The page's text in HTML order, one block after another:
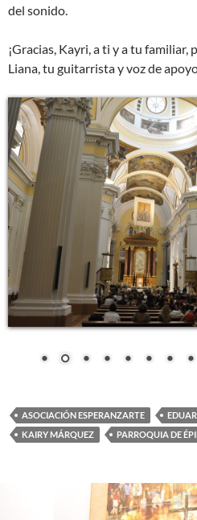
del sonido.
¡Gracias, Kayri, a ti y a tu
Liana, tu guitarrista y voz de
ASOCIACIÓN ESPERANZARTE
KAIRY MÁRQUEZ
PARROQUIA DE